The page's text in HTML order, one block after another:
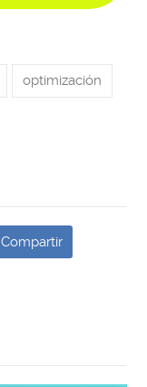
optimización
Compartir